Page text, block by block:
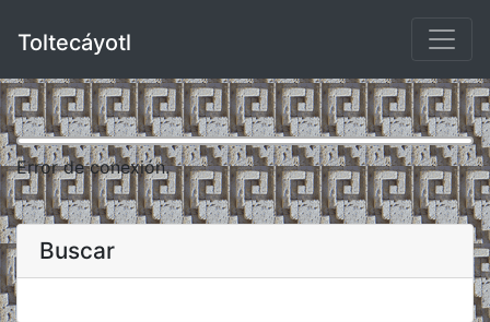
Toltecáyotl
Error de conexión.
Buscar